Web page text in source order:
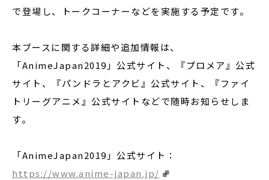
で登場し、トークコーナーなどを実施する予定です。
本ブースに関する詳細や追加情報は、
「AnimeJapan2019」公式サイト、『プロメア』公式
サイト、『パンドラとアクビ』公式サイト、『ファイ
トリーグアニメ』公式サイトなどで随時お知らせしま
す。
「AnimeJapan2019」公式サイト：
https://www.anime-japan.jp/